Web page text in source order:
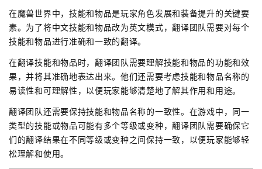
在魔兽世界中，技能和物品是玩家角色发展和装备提升的关键要
素。为了将中文技能和物品改为英文模式，翻译团队需要对每个
技能和物品进行准确和一致的翻译。
在翻译技能和物品时，翻译团队需要理解技能和物品的功能和效
果，并将其准确地表达出来。他们还需要考虑技能和物品名称的
易读性和可理解性，以便玩家能够清楚地了解其作用和用途。
翻译团队还需要保持技能和物品名称的一致性。在游戏中，同一
类型的技能或物品可能有多个等级或变种，翻译团队需要确保它
们的翻译结果在不同等级或变种之间保持一致，以便玩家能够轻
松理解和使用。